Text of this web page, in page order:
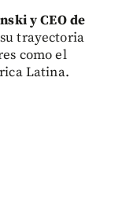
y CEO de
trayectoria
como el
Latina.